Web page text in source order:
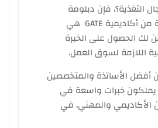
التغذية؟، فإن دبلومة
التغذية العلاجية الشاملة من أكاديمية GATE هي
لك الحصول على الخبرة
اللازمة لسوق العمل.
أفضل الأساتذة والمتخصصين
يملكون خبرات واسعة في
والمهني، في